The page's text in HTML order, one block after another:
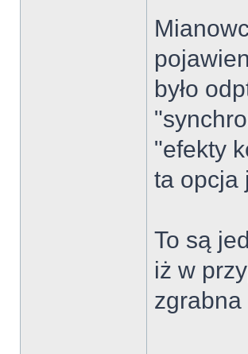
było
"efekty
ta opcja
To są
iż w
zgrabna